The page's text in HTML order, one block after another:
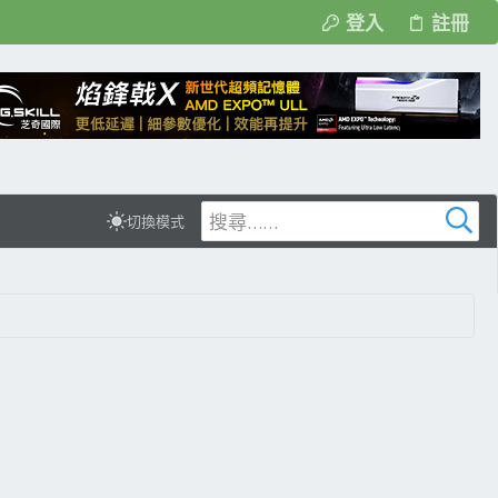
登入 註冊
切換模式